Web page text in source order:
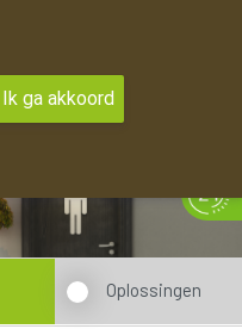
Oplossingen
Ik ga akkoord